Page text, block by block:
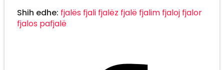
Shih edhe: fjalës fjali fjalëz fjalë fjalim fjaloj fjalor
fjalos pafjalë